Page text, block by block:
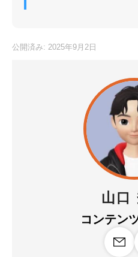
公開済み: 2025年9月2日
山口
コンテン